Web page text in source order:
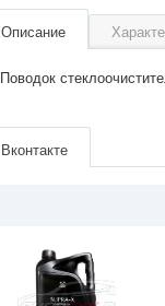
Описание
Поводок
Материал
Вконтакте